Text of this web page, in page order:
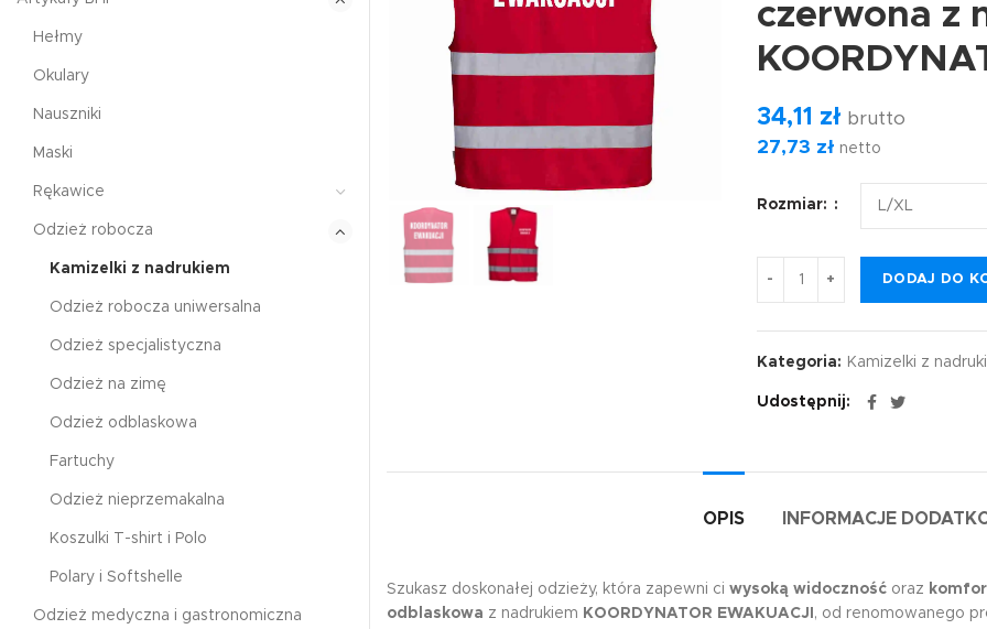
czerwona z
34,11 zł brutto
27,73 zł netto
Rozmiar:
DODAJ DO
Kategoria: Kamizelki z
Udostępnij
OPIS INFORMACJE
Szukasz doskonałej odzieży, która zapewni ci wysoką widoczność oraz
odblaskowa z nadrukiem KOORDYNATOR EWAKUACJI , od renomowanego
Hełmy
Okulary
Nauszniki
Maski
Rękawice
Odzież robocza
Kamizelki z nadrukiem
Odzież robocza uniwersalna
Odzież specjalistyczna
Odzież na zimę
Odzież odblaskowa
Fartuchy
Odzież nieprzemakalna
Koszulki T-shirt i Polo
Polary i Softshelle
Odzież medyczna i gastronomiczna